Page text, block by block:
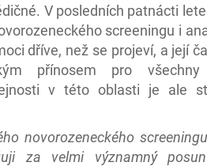
V posledních patnácti
screeningu i
dříve, než se projeví, a její
přínosem pro všechny
v této oblasti je ale
novorozeneckého
za velmi významný